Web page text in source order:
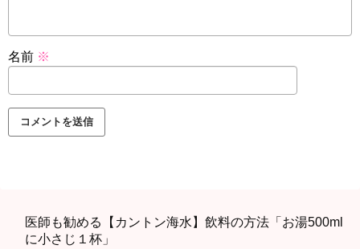
名前 ※
医師も勧める【カントン海水】飲料の方法「お湯500ml
に小さじ１杯」